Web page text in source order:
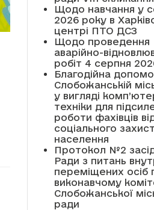
Щодо навчання у
2026 року в
центрі ПТО ДСЗ
Щодо проведення
аварійно-
робіт 4 серпня
Благодійна
Слобожанській
у вигляді
техніки для
роботи фахівців
соціального
населення
Протокол №2
Ради з питань
переміщених осіб
виконавчому
Слобожанської
ради